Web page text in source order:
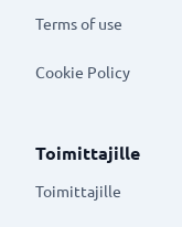
Terms of use
Cookie Policy
Toimittajille
Toimittajille